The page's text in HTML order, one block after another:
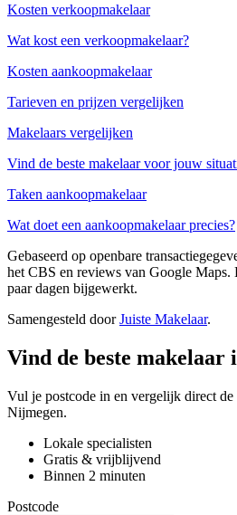
Kosten verkoopmakelaar
Wat kost een verkoopmakelaar?
Kosten aankoopmakelaar
Tarieven en prijzen vergelijken
Makelaars vergelijken
Vind de beste makelaar voor jouw
Taken aankoopmakelaar
Wat doet een aankoopmakelaar precies?
Gebaseerd op openbare
het CBS en reviews van Google Maps.
paar dagen bijgewerkt.
Samengesteld doorJuiste Makelaar.
Vind de beste makelaar
Vul je postcode in en vergelijk direct de
Nijmegen.
Lokale specialisten
Gratis & vrijblijvend
Binnen 2 minuten
Postcode